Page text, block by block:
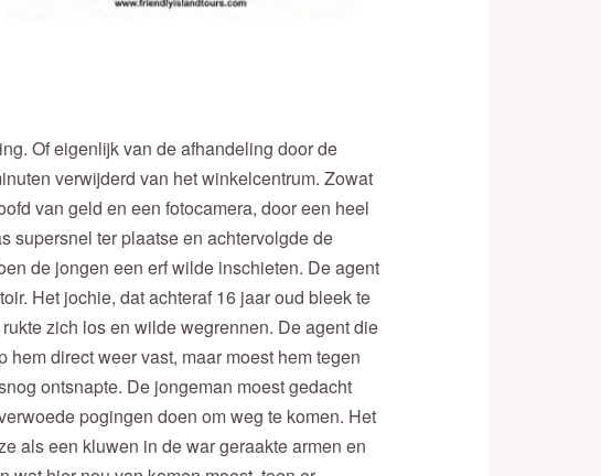
Of eigenlijk van de afhandeling door de
verwijderd van het winkelcentrum. Zowat
van geld en een fotocamera, door een heel
supersnel ter plaatse en achtervolgde de
de jongen een erf wilde inschieten. De agent
Het jochie, dat achteraf 16 jaar oud bleek te
zich los en wilde wegrennen. De agent die
direct weer vast, maar moest hem tegen
ontsnapte. De jongeman moest gedacht
pogingen doen om weg te komen. Het
als een kluwen in de war geraakte armen en